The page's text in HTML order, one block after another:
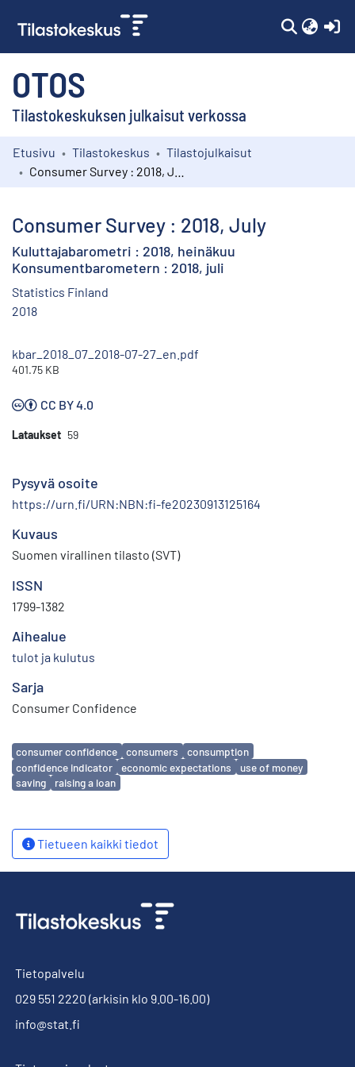
OTOS
Tilastokeskuksen julkaisut verkossa
Kokoelmat
Etusivu Tilastokeskus
Tilastojulkaisut
Consumer Survey : 2018, July
Kuluttajabarometri : 2018, heinäkuu
Konsumentbarometern : 2018, juli
Statistics Finland
2018
kbar_2018_07_2018-07-27_en.pdf
401.75 KB
CC BY 4.0
Lataukset 59
Pysyvä osoite
https://urn.fi/URN:NBN:fi-fe20230913125164
Kuvaus
Suomen virallinen tilasto (SVT)
ISSN
1799-1382
Aihealue
tulot ja kulutus
Sarja
Consumer Confidence
Avainsanat
consumer confidence consumers
consumption
confidence indicator
economic expectations
use of money
saving
raising a loan
Tietueen kaikki tiedot
Tietopalvelu
029 551 2220 (arkisin klo 9.00-16.00)
info@stat.fi